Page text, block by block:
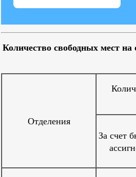
Количество свободных мест
Отделения
За счет